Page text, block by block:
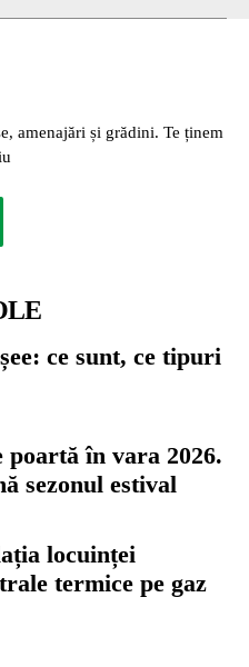
amenajări și grădini. Te ținem
ce sunt, ce tipuri
poartă în vara 2026.
sezonul estival
locuinței
termice pe gaz